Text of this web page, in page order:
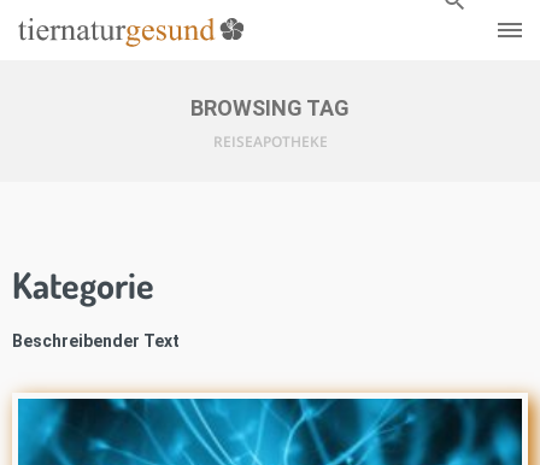
BROWSING TAG
REISEAPOTHEKE
Kategorie
Beschreibender Text